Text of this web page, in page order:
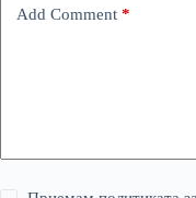
Add Comment *